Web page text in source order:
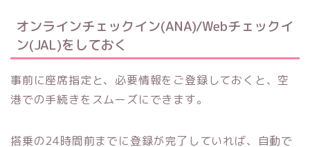
オンラインチェックイン(ANA)/Webチェックイ
ン(JAL)をしておく
事前に座席指定と、必要情報をご登録しておくと、空
港での手続きをスムーズにできます。
搭乗の24時間前までに登録が完了していれば、自動で